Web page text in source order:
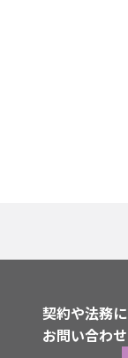
契約や法務
お問い合わ